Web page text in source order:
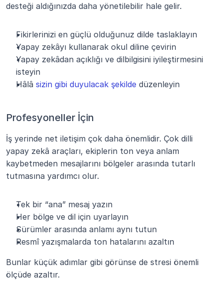
desteği aldığınızda daha yönetilebilir hale gelir.
Fikirlerinizi en güçlü olduğunuz dilde taslaklayın
Yapay zekâyı kullanarak okul diline çevirin
Yapay zekâdan açıklığı ve dilbilgisini iyileştirmesini
isteyin
Hâlâ sizin gibi duyulacak şekilde düzenleyin
Profesyoneller İçin
İş yerinde net iletişim çok daha önemlidir. Çok dilli
yapay zekâ araçları, ekiplerin ton veya anlam
kaybetmeden mesajlarını bölgeler arasında tutarlı
tutmasına yardımcı olur.
Tek bir “ana” mesaj yazın
Her bölge ve dil için uyarlayın
Sürümler arasında anlamı aynı tutun
Resmî yazışmalarda ton hatalarını azaltın
Bunlar küçük adımlar gibi görünse de stresi önemli
ölçüde azaltır.